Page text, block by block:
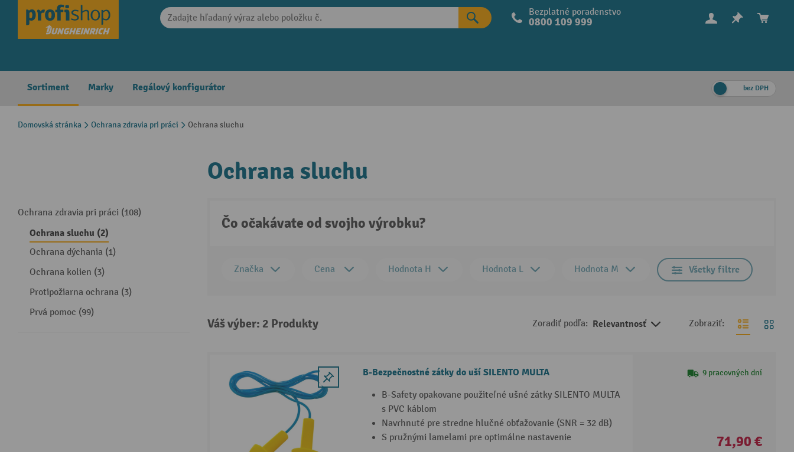
Skip to main navigation Bezplatné poradenstvo
0800 109 999
Sortiment Marky Regálový konfigurátor bez DPH
Domovská stránka Ochrana zdravia pri práci Ochrana sluchu
Ochrana zdravia pri práci (108)
Ochrana sluchu (2)
Ochrana dýchania (1)
Ochrana kolien (3)
Protipožiarna ochrana (3)
Prvá pomoc (99)
Ochrana sluchu
Čo očakávate od svojho výrobku?
Značka Cena Hodnota H Hodnota L Hodnota M Všetky filtre
Váš výber: 2 Produkty Zoradiť podľa: Relevantnosť Zobraziť:
B-Bezpečnostné zátky do uší SILENTO MULTA
B-Safety opakovane použiteľné ušné zátky SILENTO MULTA
s PVC káblom
Navrhnuté pre stredne hlučné obťažovanie (SNR = 32 dB)
S pružnými lamelami pre optimálne nastavenie
9 pracovných dní
71,90 €